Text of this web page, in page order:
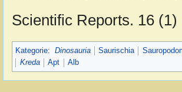
Scientific Reports. 16
Kategorie: Dinosauria Saurischia
Kreda
Apt Alb